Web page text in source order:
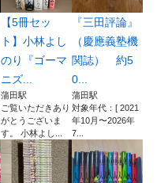
【5冊セッ
ト】小林よし
のり『ゴーマ
ニズ...
蒲田駅
ご覧いただきあり
がとうございま
す。 小林よし...
『三田評論』
（慶應義塾機
関誌） 約5
0...
蒲田駅
対象年代：[ 2021
年10月〜2026年
7...